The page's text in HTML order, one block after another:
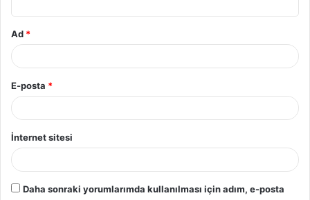
Ad *
E-posta *
İnternet sitesi
Daha sonraki yorumlarımda kullanılması için adım, e-posta